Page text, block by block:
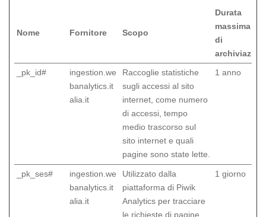
Nome Fornitore Scopo
Durata
massima
di
_pk_id#
ingestion.we
banalytics.it
alia.it
Raccoglie statistiche
sugli accessi al sito
internet, come numero
di accessi, tempo
medio trascorso sul
sito internet e quali
pagine sono state lette.
1 anno
_pk_ses#
ingestion.we
banalytics.it
alia.it
Utilizzato dalla
piattaforma di Piwik
Analytics per tracciare
le richieste di pagine
1 giorno